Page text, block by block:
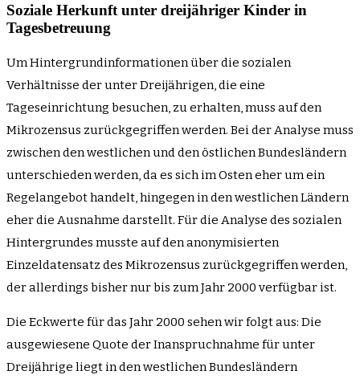
Soziale Herkunft unter dreijähriger Kinder in
Tagesbetreuung
Um Hintergrundinformationen über die sozialen
Verhältnisse der unter Dreijährigen, die eine
Tageseinrichtung besuchen, zu erhalten, muss auf den
Mikrozensus zurückgegriffen werden. Bei der Analyse muss
zwischen den westlichen und den östlichen Bundesländern
unterschieden werden, da es sich im Osten eher um ein
Regelangebot handelt, hingegen in den westlichen Ländern
eher die Ausnahme darstellt. Für die Analyse des sozialen
Hintergrundes musste auf den anonymisierten
Einzeldatensatz des Mikrozensus zurückgegriffen werden,
der allerdings bisher nur bis zum Jahr 2000 verfügbar ist.
Die Eckwerte für das Jahr 2000 sehen wir folgt aus: Die
ausgewiesene Quote der Inanspruchnahme für unter
Dreijährige liegt in den westlichen Bundesländern